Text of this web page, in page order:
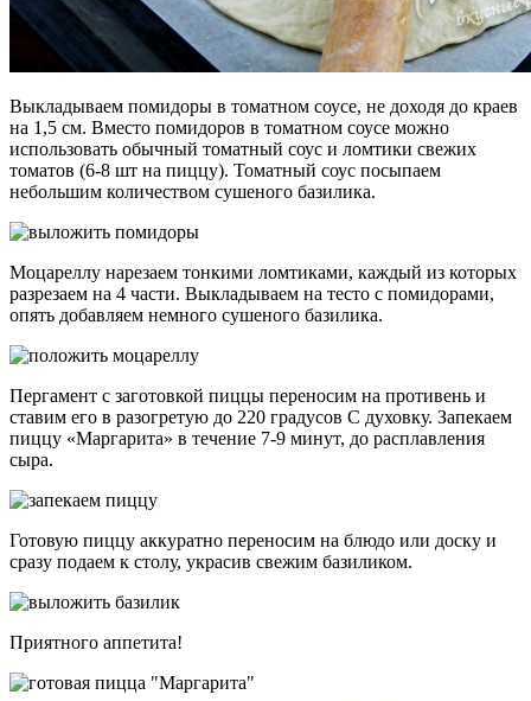
Выкладываем помидоры в томатном соусе, не доходя до краев
на 1,5 см. Вместо помидоров в томатном соусе можно
использовать обычный томатный соус и ломтики свежих
томатов (6-8 шт на пиццу). Томатный соус посыпаем
небольшим количеством сушеного базилика.
Моцареллу нарезаем тонкими ломтиками, каждый из которых
разрезаем на 4 части. Выкладываем на тесто с помидорами,
опять добавляем немного сушеного базилика.
Пергамент с заготовкой пиццы переносим на противень и
ставим его в разогретую до 220 градусов С духовку. Запекаем
пиццу «Маргарита» в течение 7-9 минут, до расплавления
сыра.
Готовую пиццу аккуратно переносим на блюдо или доску и
сразу подаем к столу, украсив свежим базиликом.
Приятного аппетита!